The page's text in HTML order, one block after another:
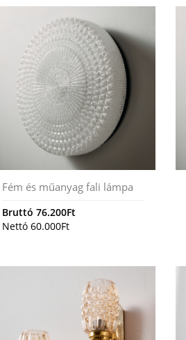
Fém és műanyag fali lámpa
Bruttó76.200Ft
Nettó60.000Ft